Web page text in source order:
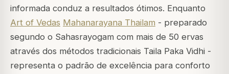
informada conduz a resultados ótimos. Enquanto
Art of Vedas Mahanarayana Thailam - preparado
segundo o Sahasrayogam com mais de 50 ervas
através dos métodos tradicionais Taila Paka Vidhi -
representa o padrão de excelência para conforto